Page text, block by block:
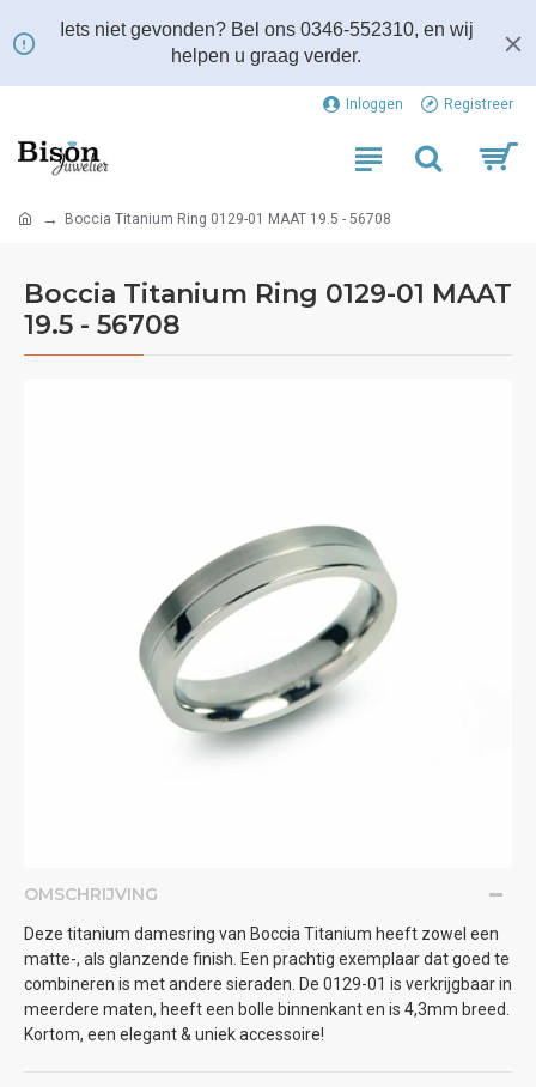
Iets niet gevonden? Bel ons 0346-552310, en wij
helpen u graag verder.
Inloggen Registreer
Boccia Titanium Ring 0129-01 MAAT 19.5 - 56708
Boccia Titanium Ring 0129-01 MAAT
19.5 - 56708
OMSCHRIJVING
Deze titanium damesring van Boccia Titanium heeft zowel een
matte-, als glanzende finish. Een prachtig exemplaar dat goed te
combineren is met andere sieraden. De 0129-01 is verkrijgbaar in
meerdere maten, heeft een bolle binnenkant en is 4,3mm breed.
Kortom, een elegant & uniek accessoire!